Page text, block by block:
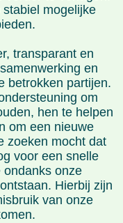
mogelijke
transparant en
en
betrokken partijen.
om
hen te helpen
om een nieuwe
zoeken mocht dat
voor een snelle
onze
Hierbij zijn
van onze